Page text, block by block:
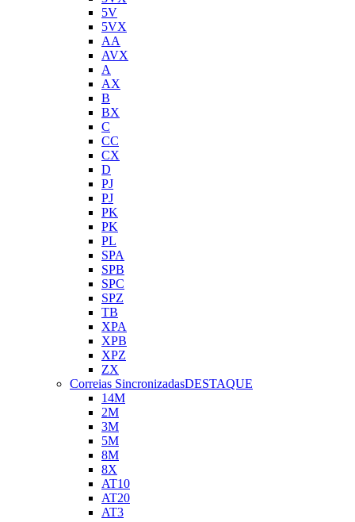
5V
5VX
AA
AVX
A
AX
B
BX
C
CC
CX
D
PJ
PJ
PK
PK
PL
SPA
SPB
SPC
SPZ
TB
XPA
XPB
XPZ
ZX
Correias SincronizadasDESTAQUE
14M
2M
3M
5M
8M
8X
AT10
AT20
AT3